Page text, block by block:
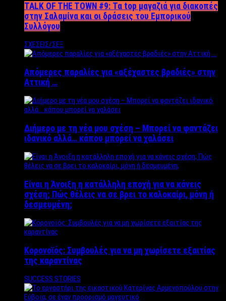
TALK OF THE TOWN #9: Τα top μαγαζιά για διακοπές
στην Σαλαμίνα και οι δράσεις του Εμπορικού
Συλλόγου
ΣΧΕΣΕΙΣ/ΣΕΞ
Απόμερες παραλίες για «αξέχαστες βραδιές» στην
Αττική …
Διήμερο με τη νέα μου σχέση – Μπορεί να φαντάζει
ιδανικό αλλά… κάπου μπορεί να χαλάσει
Είναι η Άνοιξη η κατάλληλη εποχή για να κάνεις
σχέση; Πώς θέλεις να σε βρει το καλοκαίρι, μόνη ή
δεσμευμένη;
Κορονοϊός: Συμβουλές για να μη χωρίσετε εξαιτίας
της καραντίνας
SUCCESS STORIES